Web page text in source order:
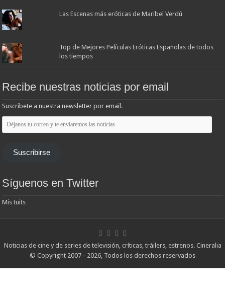
Las Escenas más eróticas de Maribel Verdú
Top de Mejores Películas Eróticas Españolas de todos
los tiempos
Recibe nuestras noticias por email
Suscribete a nuestra newsletter por email.
Déjanos
tu
correo
enviaremos
Suscribirse
Síguenos en Twitter
Mis tuits
Noticias de cine y de series de televisión, críticas, tráilers, estrenos. Cineralia
© Copyright 2007 - 2026, Todos los derechos reservados